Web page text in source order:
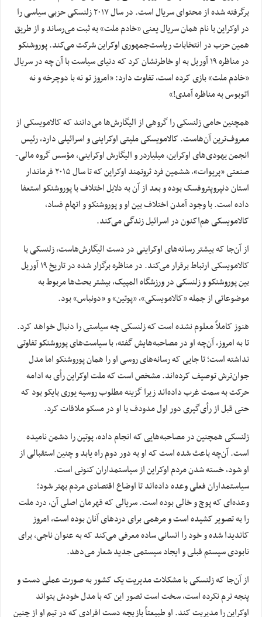
برگرفته شده از محتوای سریال است. در سال ۲۰۱۷ زلنسکی حزبی سیاسی را
در اوکراین با نام همان سریال یعنی «خادم ملت» به ثبت می‌رساند و از طریق
همین حزب در انتخابات ریاست‌جمهوری اوکراین شرکت می‌کند. پوروشنکو
در مناظره ۱۹ آوریل به او خاطرنشان کرد که دنیای سیاست با آن چه در سریال
«خادم ملت» بازی کرده است، تفاوت دارد: «امروز تو نه با دوچرخه و نه
اتوبوس به مناظره آمدی!»
همچنین حامی زلنسکی را گروهی ازالیگارش‌هامی‌دانند که کالامویسکی از
معروف‌ترین آن‌هاست. کالامویسکی ملیتی اوکراینی و اسرائیلی دارد، رئیس
انجمن یهودی‌های اوکراین، میلیاردر والیگارشاوکراینی، مؤسس گروه مالی-
صنعتی «پریوات
»، ششمین فرد ثروتمند اوکراین که تا سال ۲۰۱۵ فرماندار
استاندنپروپتروفسکبوده و بعد از آن به دلایل اختلاف با پوروشنکو استعفا
داده است. با وجود آمدن اختلاف بین او و پوروشنکو و اتهام فساد،
کالامویسکی هم‌اکنون در اسرائیل زندگی می‌کند.
از آن‌جا که بیشتر رسانه‌های اوکراینی در دستالیگارش‌هاست، زلنسکی با
کالامویسکی ارتباط برقرار می‌کند. در مناظره برگزار شده در تاریخ ۱۹ آوریل
بین پوروشنکو و زلنسکی در ورزشگاه المپیک، بیشتر بحث‌ها مربوط به
موضوعاتی از جمله «کالامویسکی»، «پوتین» و «دونباس» بود.
هنوز کاملاً معلوم نشده است که زلنسکی چه سیاستی را دنبال خواهد کرد.
تا به امروز، آن‌چه او در مصاحبه‌هایش گفته، با سیاست‌های پوروشنکو تفاوتی
نداشته است؛ تا جایی که رسانه‌های روسی او را همان پوروشنکو اما مدل
جوان‌ترش توصیف کرده‌اند. مشخص است که ملت اوکراین رأی به ادامه
حرکت به سمت غرب داده‌اند زیرا گزینه مطلوب روسیهیوریبایکوبود که
حتی قبل از رأی‌گیری دور اولمدودفبا او در مسکو ملاقات کرد.
زلنسکی همچنین در مصاحبه‌هایی که انجام داده، پوتین را دشمن نامیده
است. آن‌چه باعث شده است که او به دور دوم راه یابد و چنین استقبالی از
او شود، خسته شدن مردم اوکراین از سیاستمداران کنونی است.
سیاستمداران فعلی وعده داده‌اند تا اوضاع اقتصادی مردم بهتر شود؛
وعده‌ای که پوچ و خالی بوده است. سریالی که قهرمان اصلی آن، درد ملت
را به تصویر کشیده است و مرهمی برای دردهای آنان بوده است، امروز
کاندیدا شده و خود را انسانی ساده معرفی می‌کند که به عنوان ناجی، برای
نابودی سیستم قبلی و ایجاد سیستمی جدید شعار می‌دهد.
از آن‌جا که زلنسکی با مشکلات مدیریت یک کشور به صورت عملی دست و
پنجه نرم نکرده است، سخت است تصور این که با مدل خودش بتواند
اوکراین را مدیریت کند. او طبیعتاً بازیچه دست افرادی که در تیم او از چنین